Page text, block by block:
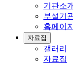
기관소개
부설기
홈페이지
자료집
갤러리
자료집